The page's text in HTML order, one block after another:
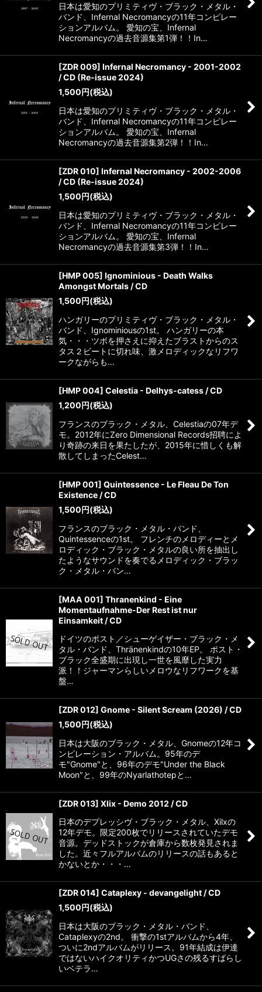
日本は愛知のプリミティヴ・ブラック・メタル・
バンド、Infernal Necromancyの11年コンピレー
ションアルバム。 愛知の宝、Infernal
Necromancyの過去音源集第1弾！！In…
[ZDR 009] Infernal Necromancy - 2001-2002
/ CD (Re-issue 2024)
1,500円(税込)
日本は愛知のプリミティヴ・ブラック・メタル・
バンド、Infernal Necromancyの11年コンピレー
ションアルバム。 愛知の宝、Infernal
Necromancyの過去音源集第2弾！！In…
[ZDR 010] Infernal Necromancy - 2002-2006
/ CD (Re-issue 2024)
1,500円(税込)
日本は愛知のプリミティヴ・ブラック・メタル・
バンド、Infernal Necromancyの11年コンピレー
ションアルバム。 愛知の宝、Infernal
Necromancyの過去音源集第3弾！！In…
[HMP 005] Ignominious - Death Walks
Amongst Mortals / CD
1,500円(税込)
ハンガリーのプリミティヴ・ブラック・メタル・
バンド、Ignominiousの1st。 ハンガリーの本
気・・・ツボを押さえに抑えたブラストからのス
タス２ビートに切れ味、激メロディックなリフワ
ークながらも…
[HMP 004] Celestia - Delhys-catess / CD
1,200円(税込)
フランスのブラック・メタル、Celestiaの07年デ
モ。2012年にZero Dimensional Records招聘によ
り奇跡の来日を果たしたが、2015年に惜しくも解
散してしまったCelest…
[HMP 001] Quintessence - Le Fleau De Ton
Existence / CD
1,500円(税込)
フランスのブラック・メタル・バンド、
Quintessenceの1st。 フレンチのメロディーとメ
ロディック・ブラック・メタルの良い所を抽出し
たようなサウンドを奏でるメロディック・ブラッ
ク・メタル・バン…
[MAA 001] Thranenkind - Eine
Momentaufnahme-Der Rest ist nur
Einsamkeit / CD
ドイツのポスト／シューゲイザー・ブラック・メ
タル・バンド、Thränenkindの10年EP。 ポスト・
ブラック全盛期に出現し一世を風靡した実力
派！！ジャーマンらしいメロウなリフワークを基
盤…
[ZDR 012] Gnome - Silent Scream (2026) / CD
1,500円(税込)
日本は大阪のブラック・メタル、Gnomeの12年コ
ンピレーション・アルバム。95年のデ
モ"Gnome"と、96年のデモ"Under the Black
Moon"と、99年のNyarlathotepと…
[ZDR 013] Xlix - Demo 2012 / CD
日本のデプレッシヴ・ブラック・メタル、Xilxの
12年デモ。限定200枚でリリースされていたデモ
音源。デッドストックが倉庫から数枚発見されま
した。近々フルアルバムのリリースの話もあると
かないとか・・・…
[ZDR 014] Cataplexy - devangelight / CD
1,500円(税込)
日本は大阪のブラック・メタル・バンド、
Cataplexyの2nd。 衝撃の1stアルバムから4年、
ついに2ndアルバムがリリース。91年結成は伊達
ではないハイクオリティかつUGさの残るすばらし
いベテラ…